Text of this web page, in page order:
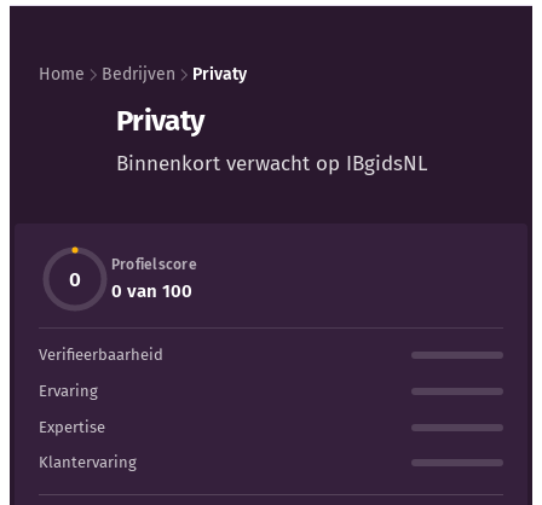
Externe bronnen
Woordenboek
Auteurs
Home Bedrijven Privaty
Privaty
Binnenkort verwacht op IBgidsNL
0
Profielscore
0 van 100
Verifieerbaarheid
Ervaring
Expertise
Klantervaring